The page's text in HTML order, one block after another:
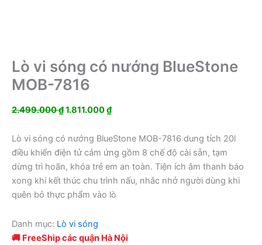
Lò vi sóng có nướng BlueStone
MOB-7816
2.499.000₫Giá
là:
2.499.000 ₫.
1.811.000₫Giá
tại
là:
1.811.000 ₫.
Lò vi sóng có nướng BlueStone MOB-7816 dung tích 20l
điều khiển điện tử cảm ứng gồm 8 chế độ cài sẵn, tạm
dừng trì hoãn, khóa trẻ em an toàn. Tiện ích âm thanh báo
xong khi kết thúc chu trình nấu, nhắc nhở người dùng khi
quên bỏ thực phẩm vào lò
Danh mục: Lò vi sóng
🚚 FreeShip các quận Hà Nội